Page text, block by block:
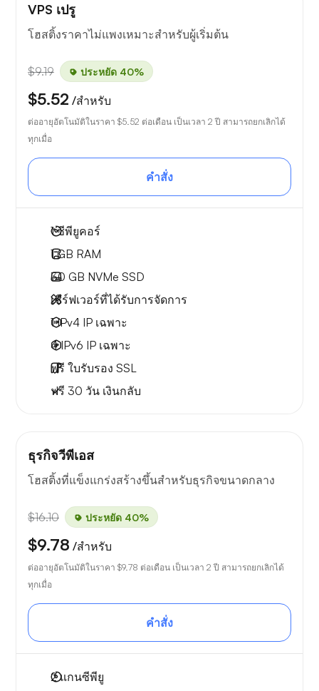
VPS เปรู
โฮสติ้งราคาไม่แพงเหมาะสำหรับผู้เริ่มต้น
$9.19 ประหยัด 40%
$5.52 /สำหรับ
ต่ออายุอัตโนมัติในราคา $5.52 ต่อเดือน เป็นเวลา 2 ปี สามารถยกเลิกได้
ทุกเมื่อ
คำสั่ง
1ซีพียูคอร์
1 GB RAM
30 GB NVMe SSD
เซิร์ฟเวอร์ที่ได้รับการจัดการ
1 IPv4 IP เฉพาะ
4 IPv6 IP เฉพาะ
ฟรี ใบรับรอง SSL
ฟรี 30 วัน เงินกลับ
ธุรกิจวีพีเอส
โฮสติ้งที่แข็งแกร่งสร้างขึ้นสำหรับธุรกิจขนาดกลาง
$16.10 ประหยัด 40%
$9.78 /สำหรับ
ต่ออายุอัตโนมัติในราคา $9.78 ต่อเดือน เป็นเวลา 2 ปี สามารถยกเลิกได้
ทุกเมื่อ
คำสั่ง
2แกนซีพียู